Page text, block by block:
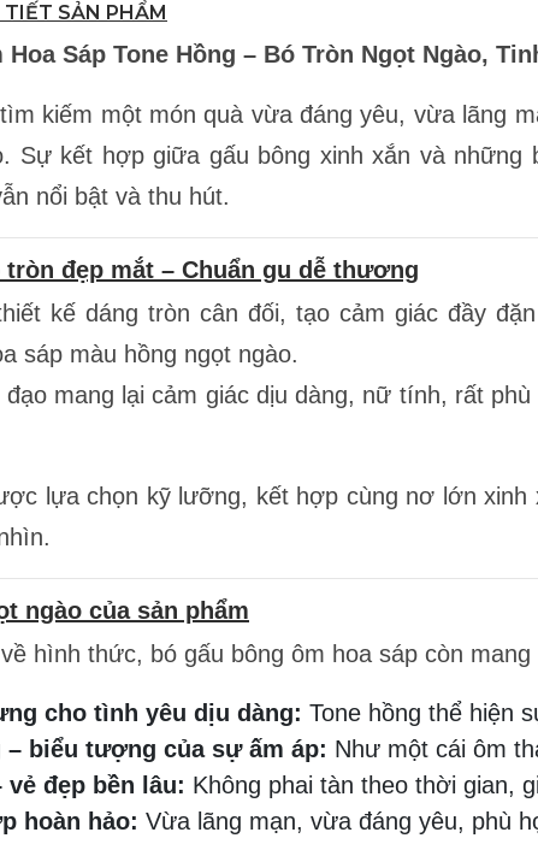
SẢN PHẨM
Hoa Sáp Tone Hồng – Bó Tròn Ngọt Ngào,
kiếm một món quà vừa đáng yêu, vừa lãng
Sự kết hợp giữa gấu bông xinh xắn và
nổi bật và thu hút.
tròn đẹp mắt – Chuẩn gu dễ thương
kế dáng tròn cân đối, tạo cảm giác đầy
sáp màu hồng ngọt ngào.
đạo mang lại cảm giác dịu dàng, nữ tính, rất
lựa chọn kỹ lưỡng, kết hợp cùng nơ lớn
ngào của sản phẩm
hình thức, bó gấu bông ôm hoa sáp còn
cho tình yêu dịu dàng: Tone hồng thể hiện
– biểu tượng của sự ấm áp: Như một cái ôm
vẻ đẹp bền lâu: Không phai tàn theo thời gian,
hoàn hảo: Vừa lãng mạn, vừa đáng yêu, phù